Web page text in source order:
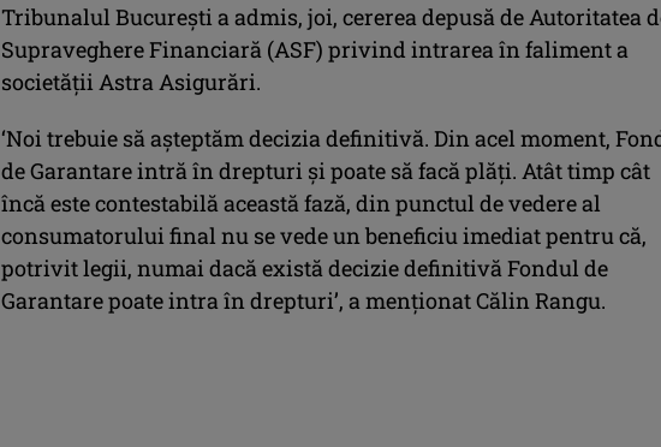
Tribunalul Bucureşti a admis, joi, cererea depusă de Autoritatea
Supraveghere Financiară (ASF) privind intrarea în faliment a
societăţii Astra Asigurări.
‘Noi trebuie să aşteptăm decizia definitivă. Din acel moment,
de Garantare intră în drepturi şi poate să facă plăţi. Atât timp cât
încă este contestabilă această fază, din punctul de vedere al
consumatorului final nu se vede un beneficiu imediat pentru că,
potrivit legii, numai dacă există decizie definitivă Fondul de
Garantare poate intra în drepturi’, a menţionat Călin Rangu.